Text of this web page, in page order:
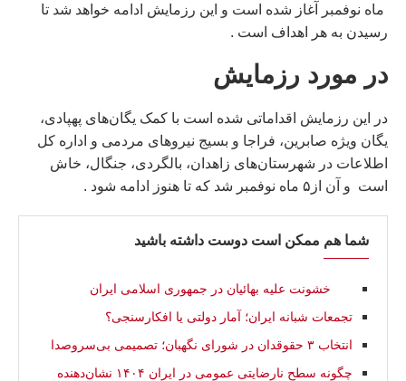
ماه نوفمبر آغاز شده است و این رزمایش ادامه خواهد شد تا
رسیدن به هر اهداف است .
در مورد رزمایش
در این رزمایش اقداماتی شده است با کمک یگان‌های پهپادی،
یگان ویژه صابرین، فراجا و بسیج نیروهای مردمی و اداره کل
اطلاعات در شهرستان‌های زاهدان، بالگردی، جنگال، خاش
است و آن از۵ ماه نوفمبر شد که تا هنوز ادامه شود .
شما هم ممکن است دوست داشته باشید
خشونت علیه بهائیان در جمهوری اسلامی ایران
تجمعات شبانه ایران؛ آمار دولتی یا افکارسنجی؟
انتخاب ۳ حقوقدان در شورای نگهبان؛ تصمیمی بی‌سروصدا
چگونه سطح نارضایتی عمومی در ایران ۱۴۰۴ نشان‌دهنده